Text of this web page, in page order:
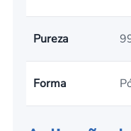
Pureza
Forma